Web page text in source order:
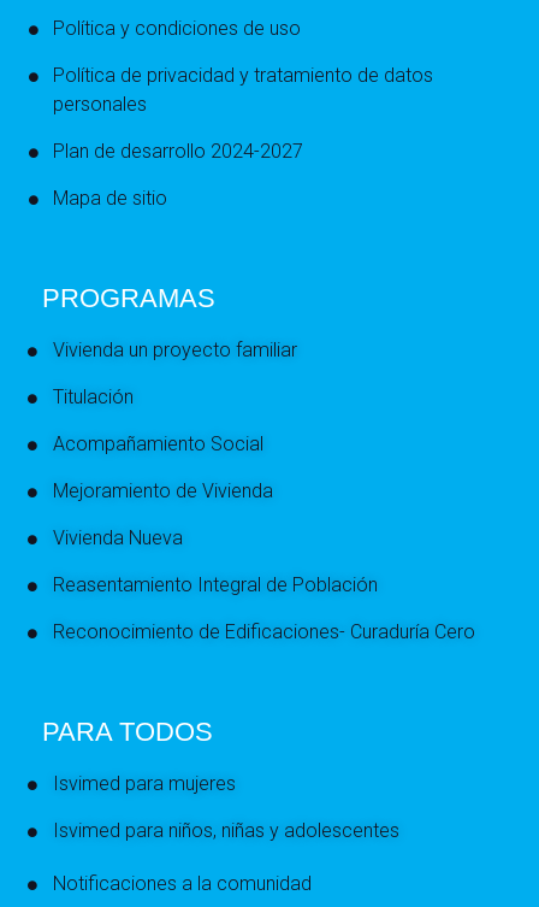
Política y condiciones de uso
Política de privacidad y tratamiento de datos
personales
Plan de desarrollo 2024-2027
Mapa de sitio
PROGRAMAS
Vivienda un proyecto familiar
Titulación
Acompañamiento Social
Mejoramiento de Vivienda
Vivienda Nueva
Reasentamiento Integral de Población
Reconocimiento de Edificaciones- Curaduría Cero
PARA TODOS
Isvimed para mujeres
Isvimed para niños, niñas y adolescentes
Notificaciones a la comunidad